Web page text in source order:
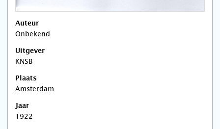
Auteur
Onbekend
Uitgever
KNSB
Plaats
Amsterdam
Jaar
1922